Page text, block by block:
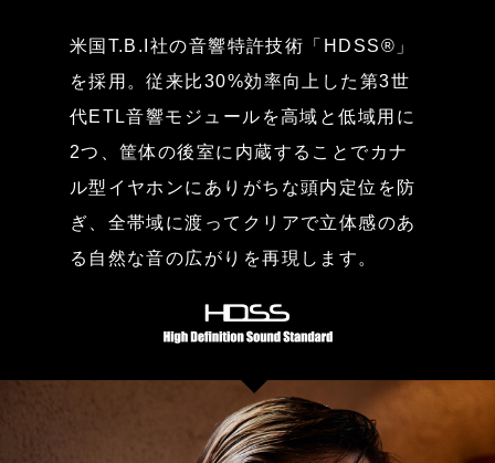
米国T.B.I社の音響特許技術「HDSS®」
を採用。従来比30%効率向上した第3世
代ETL音響モジュールを高域と低域用に
2つ、筐体の後室に内蔵することでカナ
ル型イヤホンにありがちな頭内定位を防
ぎ、全帯域に渡ってクリアで立体感のあ
る自然な音の広がりを再現します。